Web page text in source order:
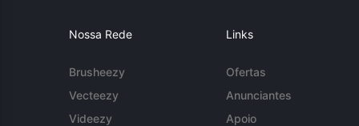
Nossa Rede
Brusheezy
Vecteezy
Videezy
Links
Ofertas
Anunciantes
Apoio